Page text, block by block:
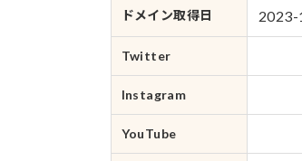
ドメイン取得日
Twitter
Instagram
YouTube